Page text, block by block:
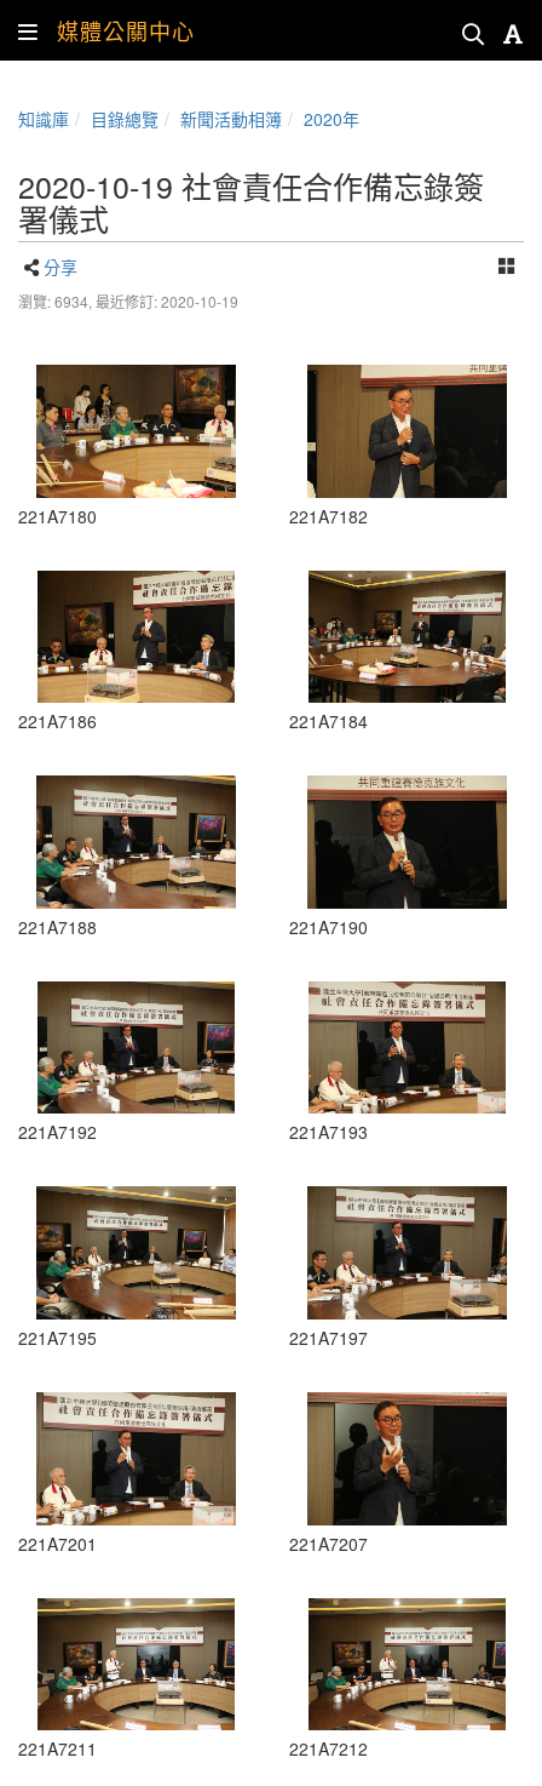
媒體公關中心
知識庫 目錄總覽 新聞活動相簿 2020年
2020-10-19 社會責任合作備忘錄簽
署儀式
分享
瀏覽: 6934, 最近修訂: 2020-10-19
221A7180 221A7182
221A7186 221A7184
221A7188 221A7190
221A7192 221A7193
221A7195 221A7197
221A7201 221A7207
221A7211 221A7212